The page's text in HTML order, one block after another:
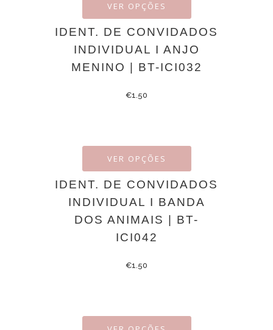
VER OPÇÕES
IDENT. DE CONVIDADOS
INDIVIDUAL I ANJO
MENINO | BT-ICI032
€1.50
VER OPÇÕES
IDENT. DE CONVIDADOS
INDIVIDUAL I BANDA
DOS ANIMAIS | BT-
ICI042
€1.50